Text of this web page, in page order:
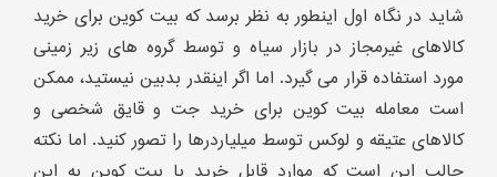
شاید در نگاه اول اینطور به نظر برسد که بیت کوین برای خرید
کالاهای غیرمجاز در بازار سیاه و توسط گروه های زیر زمینی
مورد استفاده قرار می گیرد. اما اگر اینقدر بدبین نیستید، ممکن
است معامله بیت کوین برای خرید جت و قایق شخصی و
کالاهای عتیقه و لوکس توسط میلیاردرها را تصور کنید. اما نکته